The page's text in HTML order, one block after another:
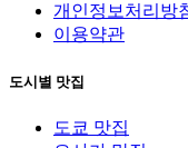
개인정보처리방
이용약관
도시별 맛집
도쿄 맛집